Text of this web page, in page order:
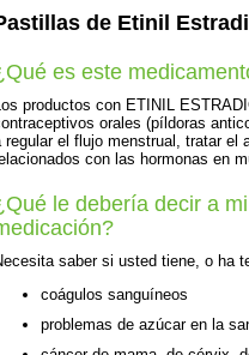
de Etinil
es este
productos con ETINIL
orales (píldoras
regular el flujo menstrual, tratar el
con las hormonas en
le debería decir a
saber si usted tiene, o ha
coágulos sanguíneos
problemas de azúcar en la